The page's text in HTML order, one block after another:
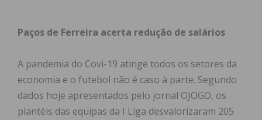
Paços de Ferreira acerta redução de salários
A pandemia do Covi-19 atinge todos os setores da
economia e o futebol não é caso à parte. Segundo
dados hoje apresentados pelo jornal OJOGO, os
plantéis das equipas da I Liga desvalorizaram 205